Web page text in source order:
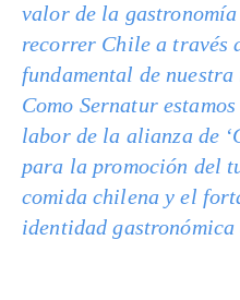
valor de la
recorrer Chile a través
fundamental de
Como Sernatur
labor de la alianza de
para la promoción del
comida chilena y el
identidad gastronómica